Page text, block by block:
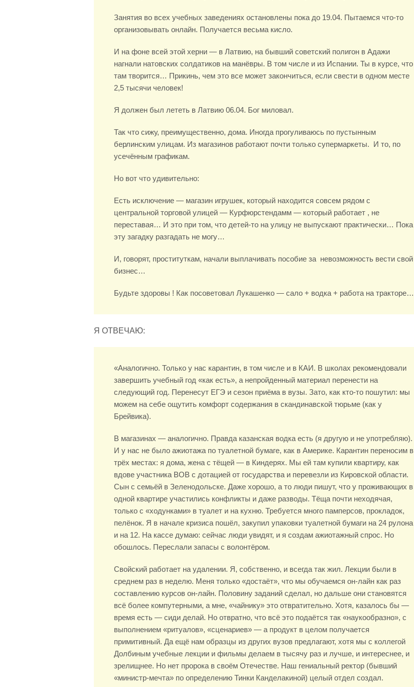
Занятия во всех учебных заведениях остановлены пока до 19.04. Пытаемся что-то
организовывать онлайн. Получается весьма кисло.
И на фоне всей этой херни — в Латвию, на бывший советский полигон в Адажи
нагнали натовских солдатиков на манёвры. В том числе и из Испании. Ты в курсе, что
там творится… Прикинь, чем это все может закончиться, если свести в одном месте
2,5 тысячи человек!
Я должен был лететь в Латвию 06.04. Бог миловал.
Так что сижу, преимущественно, дома. Иногда прогуливаюсь по пустынным
берлинским улицам. Из магазинов работают почти только супермаркеты. И то, по
усечённым графикам.
Но вот что удивительно:
Есть исключение — магазин игрушек, который находится совсем рядом с
центральной торговой улицей — Курфюрстендамм — который работает , не
переставая… И это при том, что детей-то на улицу не выпускают практически… Пока
эту загадку разгадать не могу…
И, говорят, проституткам, начали выплачивать пособие за невозможность вести свой
бизнес…
Будьте здоровы ! Как посоветовал Лукашенко — сало + водка + работа на тракторе…
Я ОТВЕЧАЮ:
«Аналогично. Только у нас карантин, в том числе и в КАИ. В школах рекомендовали
завершить учебный год «как есть», а непройденный материал перенести на
следующий год. Перенесут ЕГЭ и сезон приёма в вузы. Зато, как кто-то пошутил: мы
можем на себе ощутить комфорт содержания в скандинавской тюрьме (как у
Брейвика).
В магазинах — аналогично. Правда казанская водка есть (я другую и не употребляю).
И у нас не было ажиотажа по туалетной бумаге, как в Америке. Карантин переносим в
трёх местах: я дома, жена с тёщей — в Киндерях. Мы ей там купили квартиру, как
вдове участника ВОВ с дотацией от государства и перевезли из Кировской области.
Сын с семьёй в Зеленодольске. Даже хорошо, а то люди пишут, что у проживающих в
одной квартире участились конфликты и даже разводы. Тёща почти неходячая,
только с «ходунками» в туалет и на кухню. Требуется много памперсов, прокладок,
пелёнок. Я в начале кризиса пошёл, закупил упаковки туалетной бумаги на 24 рулона
и на 12. На кассе думаю: сейчас люди увидят, и я создам ажиотажный спрос. Но
обошлось. Переслали запасы с волонтёром.
Свойский работает на удалении. Я, собственно, и всегда так жил. Лекции были в
среднем раз в неделю. Меня только «достаёт», что мы обучаемся он-лайн как раз
составлению курсов он-лайн. Половину заданий сделал, но дальше они становятся
всё более компутерными, а мне, «чайнику» это отвратительно. Хотя, казалось бы —
время есть — сиди делай. Но отвратно, что всё это подаётся так «наукообразно», с
выполнением «ритуалов», «сценариев» — а продукт в целом получается
примитивный. Да ещё нам образцы из других вузов предлагают, хотя мы с коллегой
Долбиным учебные лекции и фильмы делаем в тысячу раз и лучше, и интереснее, и
зрелищнее. Но нет пророка в своём Отечестве. Наш гениальный ректор (бывший
«министр-мечта» по определению Тинки Канделакиной) целый отдел создал.